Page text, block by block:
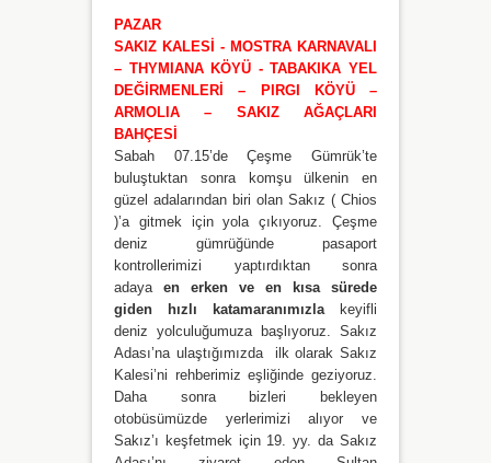
PAZAR
SAKIZ KALESİ - MOSTRA KARNAVALI
– THYMIANA KÖYÜ - TABAKIKA YEL
DEĞİRMENLERİ – PIRGI KÖYÜ –
ARMOLIA – SAKIZ AĞAÇLARI
BAHÇESİ
Sabah 07.15’de Çeşme Gümrük’te
buluştuktan sonra komşu ülkenin en
güzel adalarından biri olan Sakız ( Chios
)’a gitmek için yola çıkıyoruz. Çeşme
deniz gümrüğünde pasaport
kontrollerimizi yaptırdıktan sonra
adaya en erken ve en kısa sürede
giden hızlı katamaranımızlakeyifli
deniz yolculuğumuza başlıyoruz. Sakız
Adası’na ulaştığımızda ilk olarak Sakız
Kalesi’ni rehberimiz eşliğinde geziyoruz.
Daha sonra bizleri bekleyen
otobüsümüzde yerlerimizi alıyor ve
Sakız’ı keşfetmek için 19. yy. da Sakız